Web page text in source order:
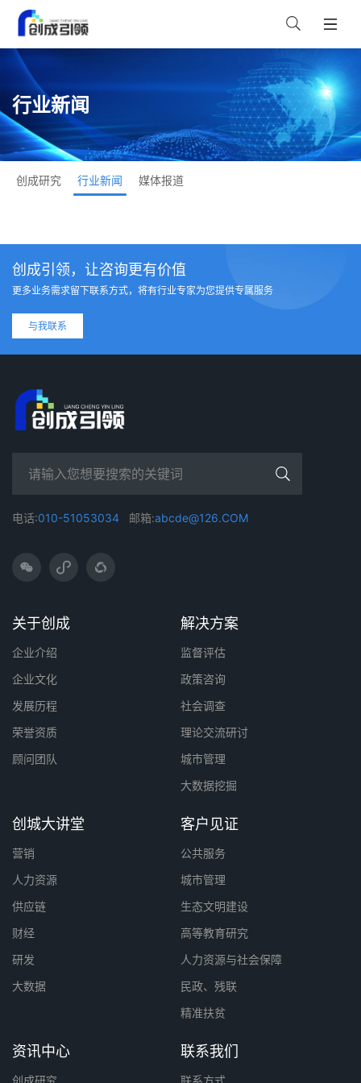
行业新闻
创成研究 行业新闻 媒体报道
创成引领，让咨询更有价值
更多业务需求留下联系方式，将有行业专家为您提供专属服务
与我联系
电话:010-51053034 邮箱:abcde@126.COM
关于创成
企业介绍
企业文化
发展历程
荣誉资质
顾问团队
解决方案
监督评估
政策咨询
社会调查
理论交流研讨
城市管理
大数据挖掘
创城大讲堂
营销
人力资源
供应链
财经
研发
大数据
客户见证
公共服务
城市管理
生态文明建设
高等教育研究
人力资源与社会保障
民政、残联
精准扶贫
资讯中心 联系我们